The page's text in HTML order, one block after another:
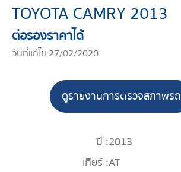
TOYOTA CAMRY 2013
ต่อรองราคาได้
วันที่แก้ไข 27/02/2020
ดูรายงานการตรวจสภาพรถ
ปี :2013
เกียร์ :AT